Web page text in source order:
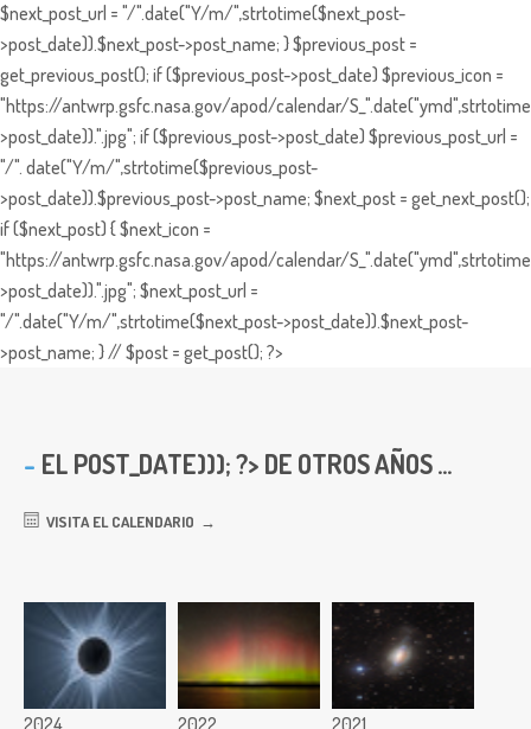
$next_post_url = "/".date("Y/m/",strtotime($next_post-
>post_date)).$next_post->post_name; } $previous_post =
get_previous_post(); if ($previous_post->post_date) $previous_icon =
"https://antwrp.gsfc.nasa.gov/apod/calendar/
>post_date)).".jpg"; if ($previous_post->post_date) $previous_post_url =
"/". date("Y/m/",strtotime($previous_post-
>post_date)).$previous_post->post_name; $next_post = get_next_post();
if ($next_post) { $next_icon =
"https://antwrp.gsfc.nasa.gov/apod/calendar/
>post_date)).".jpg"; $next_post_url =
"/".date("Y/m/",strtotime($next_post->post_date)).$next_post-
>post_name; } // $post = get_post(); ?>
EL POST_DATE))); ?> DE OTROS AÑOS ...
VISITA EL CALENDARIO
2024 2022 2021